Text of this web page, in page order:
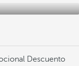
Descuento